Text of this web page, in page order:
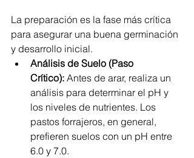
La preparación es la fase más crítica
para asegurar una buena germinación
y desarrollo inicial.
Análisis de Suelo (Paso
Crítico): Antes de arar, realiza un
análisis para determinar el pH y
los niveles de nutrientes. Los
pastos forrajeros, en general,
prefieren suelos con un pH entre
6.0 y 7.0.